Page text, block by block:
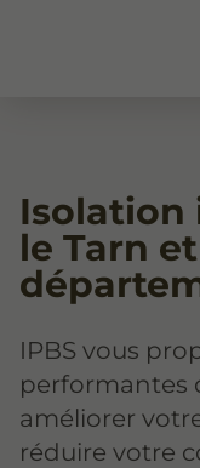
Isolation
le Tarn
IPBS vous
performantes
améliorer
réduire votre